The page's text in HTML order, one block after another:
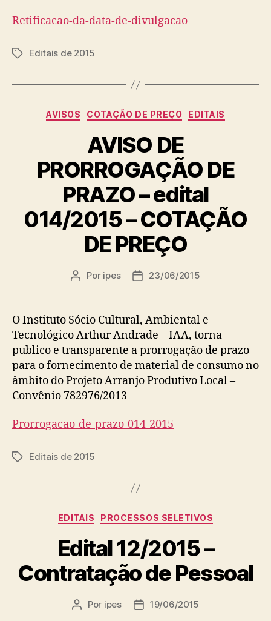
Retificacao-da-data-de-divulgacao
TagsEditais de 2015
Categorias
AVISOS COTAÇÃO DE PREÇO EDITAIS
AVISO DE
PRORROGAÇÃO DE
PRAZO – edital
014/2015 – COTAÇÃO
DE PREÇO
Autor
Por ipes
Data23/06/2015
O Instituto Sócio Cultural, Ambiental e
Tecnológico Arthur Andrade – IAA, torna
publico e transparente a prorrogação de prazo
para o fornecimento de material de consumo no
âmbito do Projeto Arranjo Produtivo Local –
Convênio 782976/2013
Prorrogacao-de-prazo-014-2015
TagsEditais de 2015
Categorias
EDITAIS PROCESSOS SELETIVOS
Edital 12/2015 –
Contratação de Pessoal
Autor
Por ipes
Data19/06/2015